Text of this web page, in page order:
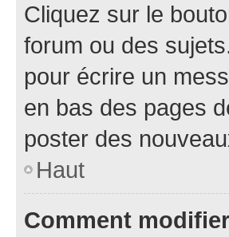
Cliquez sur le
forum ou des
pour écrire un
en bas des pages
poster des
Haut
Comment